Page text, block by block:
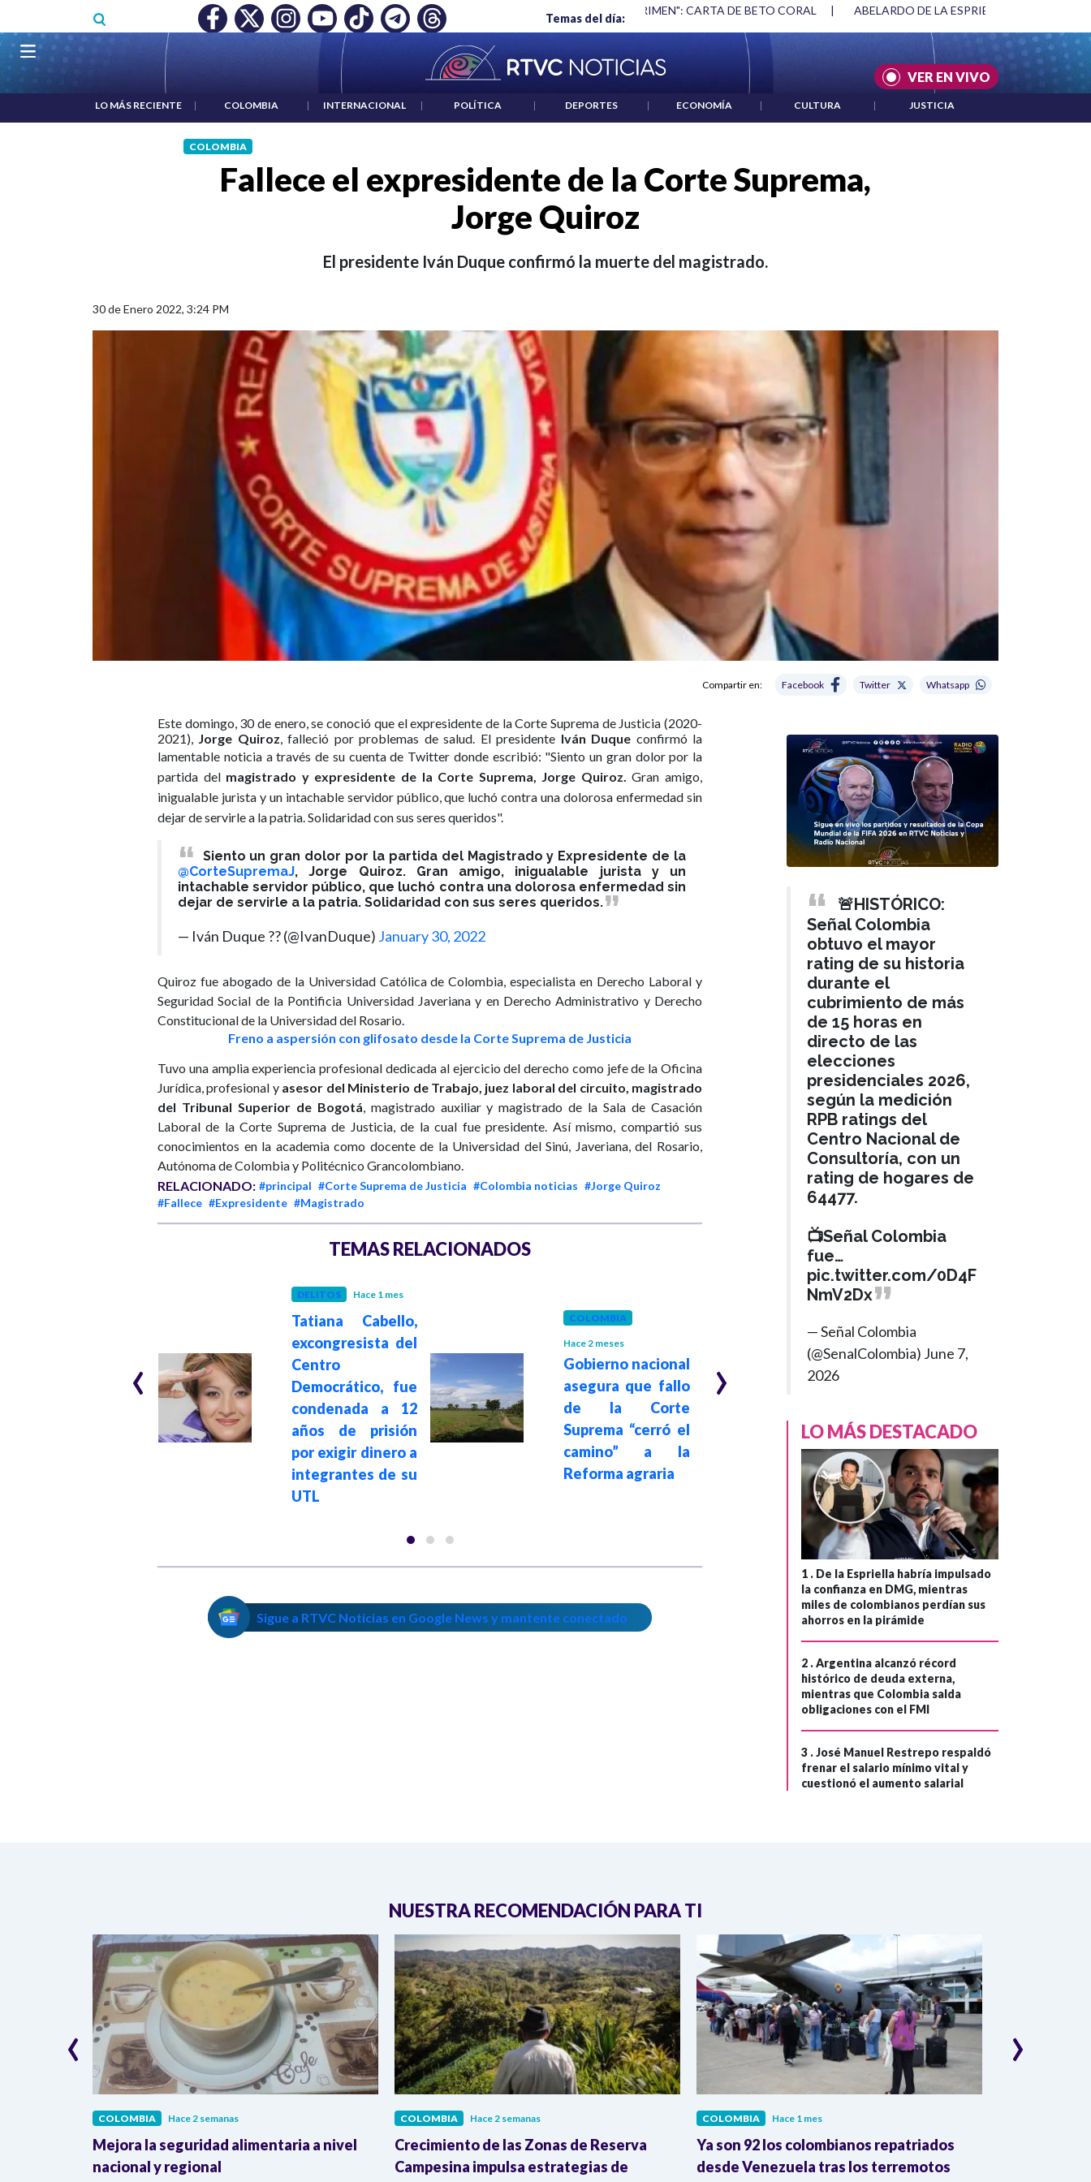
Temas del día:
RECONOCIMIENTO A RTVC SALARIO MÍNIMO NO DESTRUYÓ EMPLEO: JP MORGAN "HABLAR NO ES UN CRIMEN": CARTA DE BETO CORAL | ABELARDO DE LA ESPRIELLA Y DMG
VER EN VIVO
Navegación principal
LO MÁS RECIENTE | COLOMBIA | INTERNACIONAL | POLÍTICA | DEPORTES | ECONOMÍA | CULTURA | JUSTICIA
COLOMBIA
Fallece el expresidente de la Corte Suprema,
Jorge Quiroz
El presidente Iván Duque confirmó la muerte del magistrado.
30 de Enero 2022, 3:24 PM
Compartir en: Facebook Twitter Whatsapp
Este domingo, 30 de enero, se conoció que el expresidente de la Corte Suprema de Justicia (2020-
2021), Jorge Quiroz, falleció por problemas de salud. El presidente Iván Duque confirmó la
lamentable noticia a través de su cuenta de Twitter donde escribió: "Siento un gran dolor por la
partida del magistrado y expresidente de la Corte Suprema, Jorge Quiroz. Gran amigo,
inigualable jurista y un intachable servidor público, que luchó contra una dolorosa enfermedad sin
dejar de servirle a la patria. Solidaridad con sus seres queridos".
Siento un gran dolor por la partida del Magistrado y Expresidente de la
@CorteSupremaJ, Jorge Quiroz. Gran amigo, inigualable jurista y un
intachable servidor público, que luchó contra una dolorosa enfermedad sin
dejar de servirle a la patria. Solidaridad con sus seres queridos.
— Iván Duque ?? (@IvanDuque) January 30, 2022
Quiroz fue abogado de la Universidad Católica de Colombia, especialista en Derecho Laboral y
Seguridad Social de la Pontificia Universidad Javeriana y en Derecho Administrativo y Derecho
Constitucional de la Universidad del Rosario.
Freno a aspersión con glifosato desde la Corte Suprema de Justicia
Tuvo una amplia experiencia profesional dedicada al ejercicio del derecho como jefe de la Oficina
Jurídica, profesional y asesor del Ministerio de Trabajo, juez laboral del circuito, magistrado
del Tribunal Superior de Bogotá, magistrado auxiliar y magistrado de la Sala de Casación
Laboral de la Corte Suprema de Justicia, de la cual fue presidente. Así mismo, compartió sus
conocimientos en la academia como docente de la Universidad del Sinú, Javeriana, del Rosario,
Autónoma de Colombia y Politécnico Grancolombiano.
RELACIONADO: #principal #Corte Suprema de Justicia #Colombia noticias #Jorge Quiroz
#Fallece #Expresidente #Magistrado
TEMAS RELACIONADOS
Ramírez del
DELITOS Hace 1 mes
Tatiana Cabello,
excongresista del
Centro
Democrático, fue
condenada a 12
años de prisión
por exigir dinero a
integrantes de su
UTL
COLOMBIA
Hace 2 meses
Gobierno nacional
asegura que fallo
de la Corte
Suprema “cerró el
camino” a la
Reforma agraria
POLÍTICA
Presidente Petro
en entrevista con
Westcol
únicos
presidentes
indígena y negro
de Colombia
‹ ›
Sigue a RTVC Noticias en Google News y mantente conectado
🚨HISTÓRICO:
Señal Colombia
obtuvo el mayor
rating de su historia
durante el
cubrimiento de más
de 15 horas en
directo de las
elecciones
presidenciales 2026,
según la medición
RPB ratings del
Centro Nacional de
Consultoría, con un
rating de hogares de
64477.
📺Señal Colombia
fue…
pic.twitter.com/0D4F
NmV2Dx
— Señal Colombia
(@SenalColombia) June 7,
2026
LO MÁS DESTACADO
1 . De la Espriella habría impulsado
la confianza en DMG, mientras
miles de colombianos perdían sus
ahorros en la pirámide
2 .Argentina alcanzó récord
histórico de deuda externa,
mientras que Colombia salda
obligaciones con el FMI
3 .José Manuel Restrepo respaldó
frenar el salario mínimo vital y
cuestionó el aumento salarial
NUESTRA RECOMENDACIÓN PARA TI
COLOMBIA Hace 2 semanas
Mejora la seguridad alimentaria a nivel
nacional y regional
COLOMBIA Hace 2 semanas
Crecimiento de las Zonas de Reserva
Campesina impulsa estrategias de
COLOMBIA Hace 1 mes
Ya son 92 los colombianos repatriados
desde Venezuela tras los terremotos
‹ ›